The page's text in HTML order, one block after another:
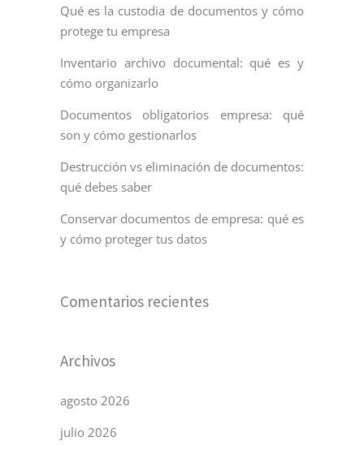
Qué es la custodia de documentos y cómo
protege tu empresa
Inventario archivo documental: qué es y
cómo organizarlo
Documentos obligatorios empresa: qué
son y cómo gestionarlos
Destrucción vs eliminación de documentos:
qué debes saber
Conservar documentos de empresa: qué es
y cómo proteger tus datos
Comentarios recientes
Archivos
agosto 2026
julio 2026